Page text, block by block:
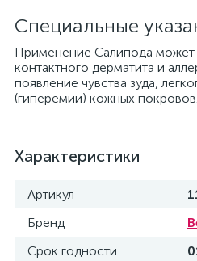
Специальные
Применение Салипода может
контактного дерматита и
появление чувства зуда,
(гиперемии) кожных покровов.
Характеристики
Артикул
Бренд
Срок годности